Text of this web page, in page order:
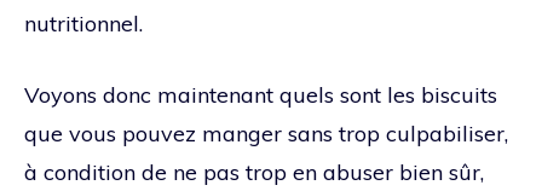
nutritionnel.
Voyons donc maintenant quels sont les biscuits
que vous pouvez manger sans trop culpabiliser,
à condition de ne pas trop en abuser bien sûr,